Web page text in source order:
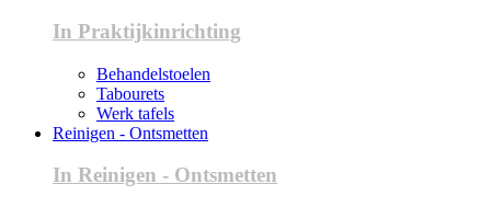
In Praktijkinrichting
Behandelstoelen
Tabourets
Werk tafels
Reinigen - Ontsmetten
In Reinigen - Ontsmetten